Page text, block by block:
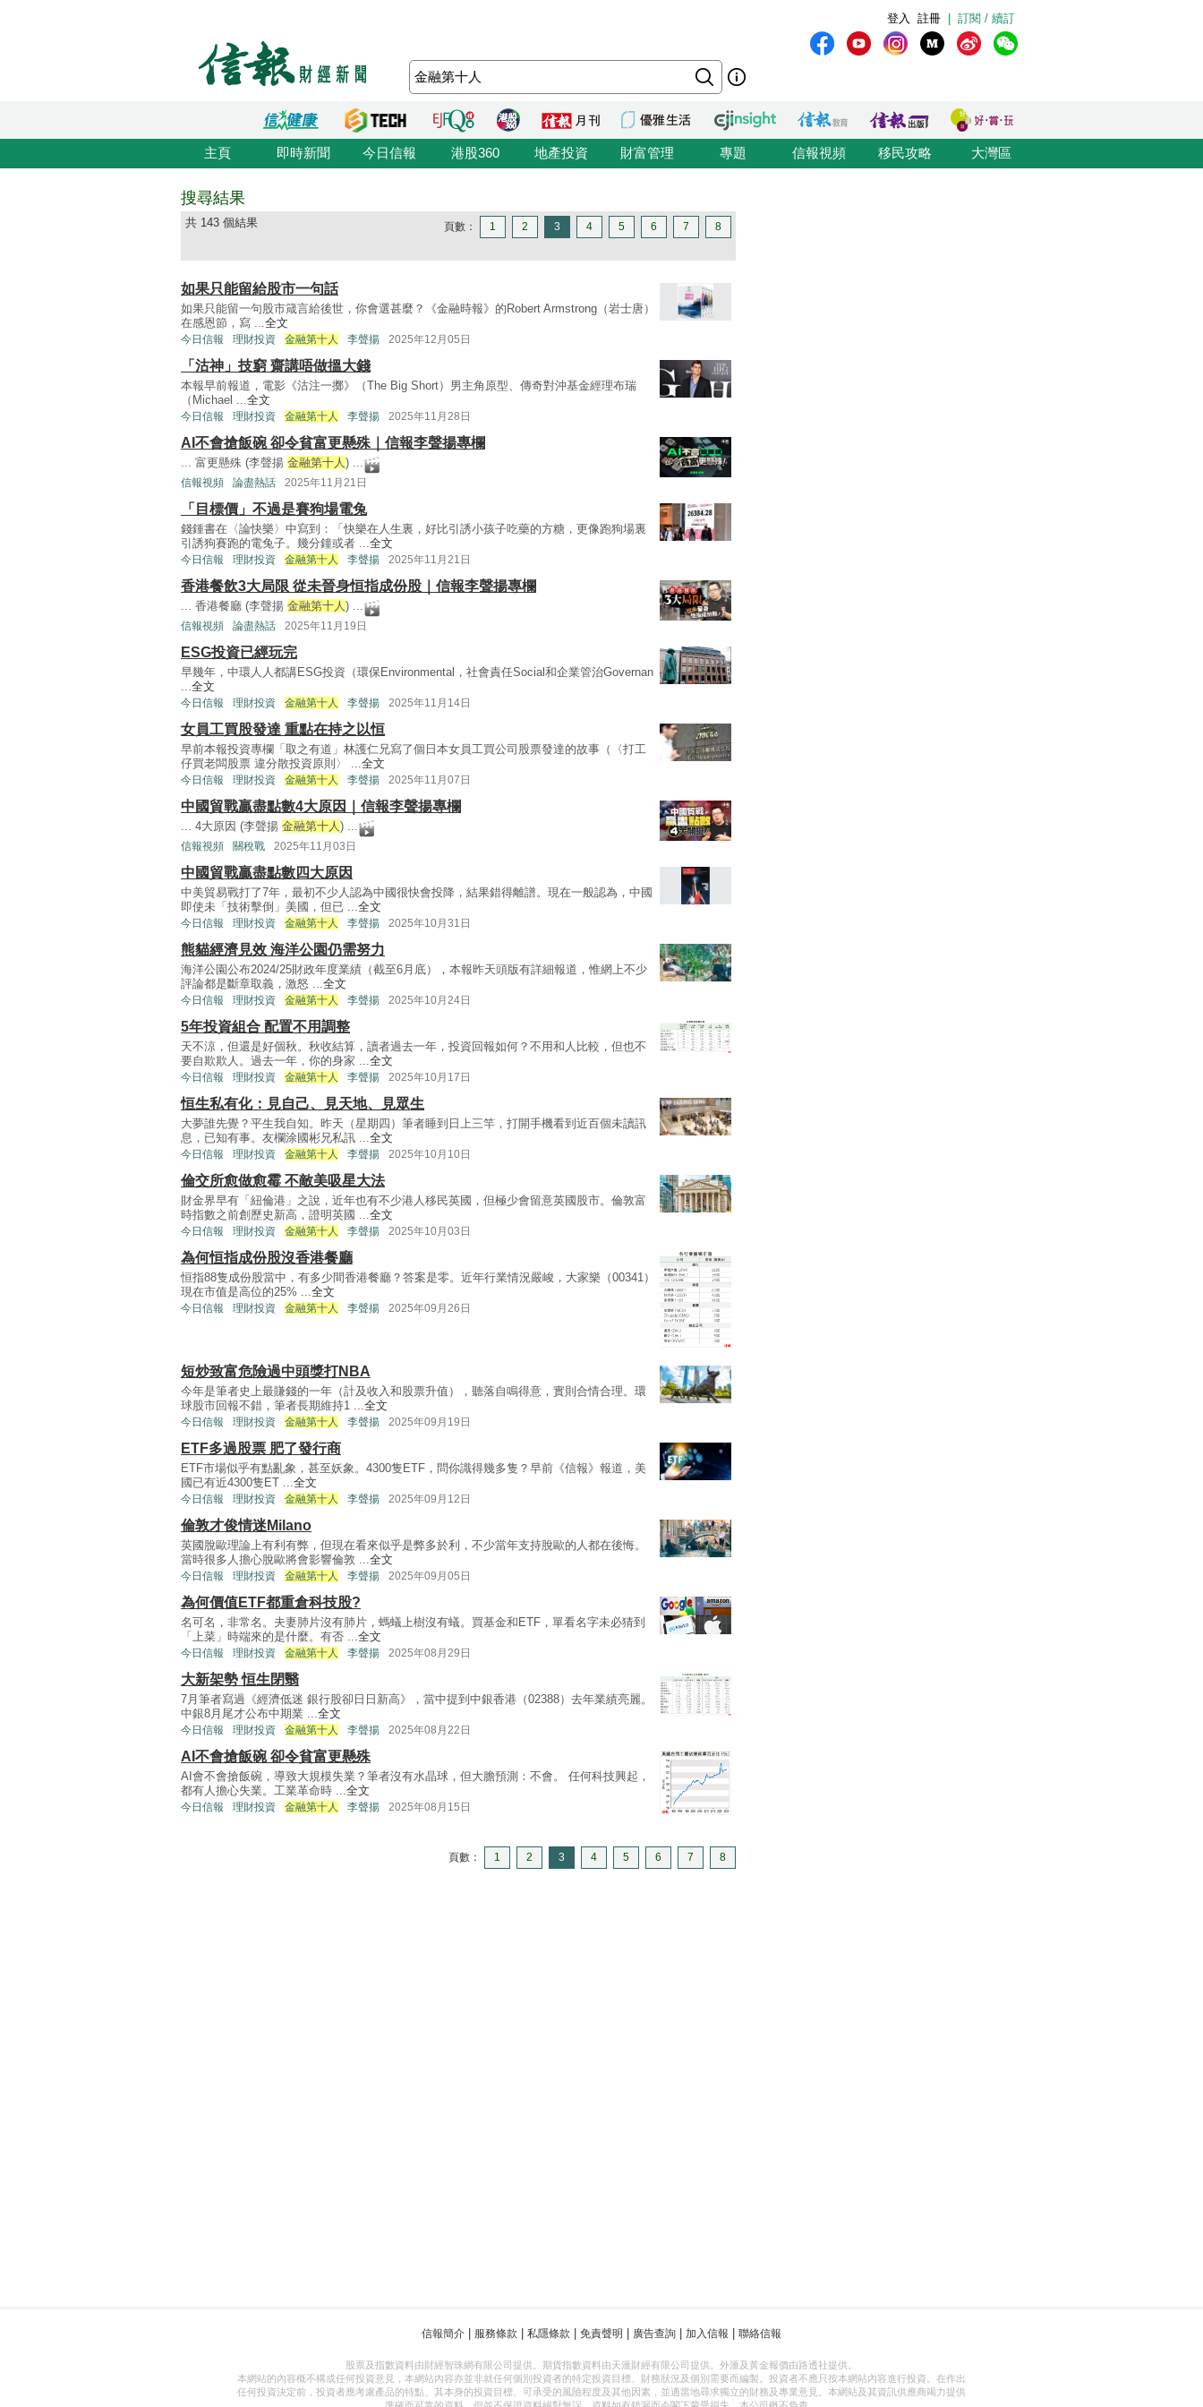
訂閱 / 續訂
註冊
登入
主頁 即時新聞 今日信報 港股360 地產投資 財富管理 專題 信報視頻 移民攻略 大灣區
搜尋結果
共 143 個結果 頁數： 1 2 3 4 5 6 7 8
如果只能留給股市一句話
如果只能留一句股市箴言給後世，你會選甚麼？《金融時報》的Robert Armstrong（岩士唐）
在感恩節，寫 ...全文
今日信報 理財投資 金融第十人 李聲揚 2025年12月05日
「沽神」技窮 齋講唔做搵大錢
本報早前報道，電影《沽注一擲》（The Big Short）男主角原型、傳奇對沖基金經理布瑞
（Michael ...全文
今日信報 理財投資 金融第十人 李聲揚 2025年11月28日
AI不會搶飯碗 卻令貧富更懸殊｜信報李聲揚專欄
... 富更懸殊 (李聲揚 金融第十人) ...
信報視頻 論盡熱話 2025年11月21日
「目標價」不過是賽狗場電兔
錢鍾書在〈論快樂〉中寫到：「快樂在人生裏，好比引誘小孩子吃藥的方糖，更像跑狗場裏
引誘狗賽跑的電兔子。幾分鐘或者 ...全文
今日信報 理財投資 金融第十人 李聲揚 2025年11月21日
香港餐飲3大局限 從未晉身恒指成份股｜信報李聲揚專欄
... 香港餐廳 (李聲揚 金融第十人) ...
信報視頻 論盡熱話 2025年11月19日
ESG投資已經玩完
早幾年，中環人人都講ESG投資（環保Environmental，社會責任Social和企業管治Governan
...全文
今日信報 理財投資 金融第十人 李聲揚 2025年11月14日
女員工買股發達 重點在持之以恒
早前本報投資專欄「取之有道」林護仁兄寫了個日本女員工買公司股票發達的故事（〈打工
仔買老闆股票 違分散投資原則〉 ...全文
今日信報 理財投資 金融第十人 李聲揚 2025年11月07日
中國貿戰贏盡點數4大原因｜信報李聲揚專欄
... 4大原因 (李聲揚 金融第十人) ...
信報視頻 關稅戰 2025年11月03日
中國貿戰贏盡點數四大原因
中美貿易戰打了7年，最初不少人認為中國很快會投降，結果錯得離譜。現在一般認為，中國
即使未「技術擊倒」美國，但已 ...全文
今日信報 理財投資 金融第十人 李聲揚 2025年10月31日
熊貓經濟見效 海洋公園仍需努力
海洋公園公布2024/25財政年度業績（截至6月底），本報昨天頭版有詳細報道，惟網上不少
評論都是斷章取義，激怒 ...全文
今日信報 理財投資 金融第十人 李聲揚 2025年10月24日
5年投資組合 配置不用調整
天不涼，但還是好個秋。秋收結算，讀者過去一年，投資回報如何？不用和人比較，但也不
要自欺欺人。過去一年，你的身家 ...全文
今日信報 理財投資 金融第十人 李聲揚 2025年10月17日
恒生私有化：見自己、見天地、見眾生
大夢誰先覺？平生我自知。昨天（星期四）筆者睡到日上三竿，打開手機看到近百個未讀訊
息，已知有事。友欄涂國彬兄私訊 ...全文
今日信報 理財投資 金融第十人 李聲揚 2025年10月10日
倫交所愈做愈霉 不敵美吸星大法
財金界早有「紐倫港」之說，近年也有不少港人移民英國，但極少會留意英國股市。倫敦富
時指數之前創歷史新高，證明英國 ...全文
今日信報 理財投資 金融第十人 李聲揚 2025年10月03日
為何恒指成份股沒香港餐廳
恒指88隻成份股當中，有多少間香港餐廳？答案是零。近年行業情況嚴峻，大家樂（00341）
現在市值是高位的25% ...全文
今日信報 理財投資 金融第十人 李聲揚 2025年09月26日
短炒致富危險過中頭獎打NBA
今年是筆者史上最賺錢的一年（計及收入和股票升值），聽落自鳴得意，實則合情合理。環
球股市回報不錯，筆者長期維持1 ...全文
今日信報 理財投資 金融第十人 李聲揚 2025年09月19日
ETF多過股票 肥了發行商
ETF市場似乎有點亂象，甚至妖象。4300隻ETF，問你識得幾多隻？早前《信報》報道，美
國已有近4300隻ET ...全文
今日信報 理財投資 金融第十人 李聲揚 2025年09月12日
倫敦才俊情迷Milano
英國脫歐理論上有利有弊，但現在看來似乎是弊多於利，不少當年支持脫歐的人都在後悔。
當時很多人擔心脫歐將會影響倫敦 ...全文
今日信報 理財投資 金融第十人 李聲揚 2025年09月05日
為何價值ETF都重倉科技股?
名可名，非常名。夫妻肺片沒有肺片，螞蟻上樹沒有蟻。買基金和ETF，單看名字未必猜到
「上菜」時端來的是什麼。有否 ...全文
今日信報 理財投資 金融第十人 李聲揚 2025年08月29日
大新架勢 恒生閉翳
7月筆者寫過《經濟低迷 銀行股卻日日新高》，當中提到中銀香港（02388）去年業績亮麗。
中銀8月尾才公布中期業 ...全文
今日信報 理財投資 金融第十人 李聲揚 2025年08月22日
AI不會搶飯碗 卻令貧富更懸殊
AI會不會搶飯碗，導致大規模失業？筆者沒有水晶球，但大膽預測：不會。 任何科技興起，
都有人擔心失業。工業革命時 ...全文
今日信報 理財投資 金融第十人 李聲揚 2025年08月15日
頁數： 1 2 3 4 5 6 7 8
信報簡介 服務條款 私隱條款 免責聲明 廣告查詢 加入信報 聯絡信報
股票及指數資料由財經智珠網有限公司提供。期貨指數資料由天滙財經有限公司提供。外滙及黃金報價由路透社提供。
本網站的內容概不構成任何投資意見，本網站內容亦並非就任何個別投資者的特定投資目標、財務狀況及個別需要而編製。投資者不應只按本網站內容進行投資。在作出
任何投資決定前，投資者應考慮產品的特點、其本身的投資目標、可承受的風險程度及其他因素，並適當地尋求獨立的財務及專業意見。本網站及其資訊供應商竭力提供